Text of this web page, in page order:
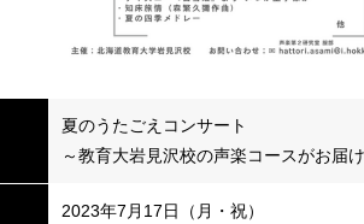
夏のうたごえコンサート
～教育大岩見沢校の声楽コースがお届
2023年7月17日（月・祝）